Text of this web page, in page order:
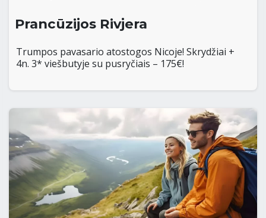
Prancūzijos Rivjera
Trumpos pavasario atostogos Nicoje! Skrydžiai +
4n. 3* viešbutyje su pusryčiais – 175€!